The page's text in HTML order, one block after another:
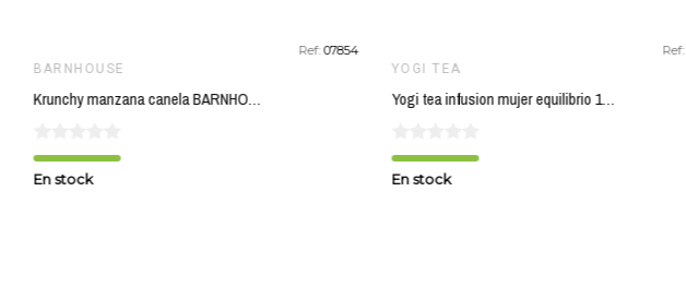
Ref:07854
BARNHOUSE
Krunchy manzana canela BARNHOUSE 750 gr BIO
En stock
Ref:
YOGI TEA
Yogi tea infusion mujer equilibrio 17 bolsas BIO
En stock